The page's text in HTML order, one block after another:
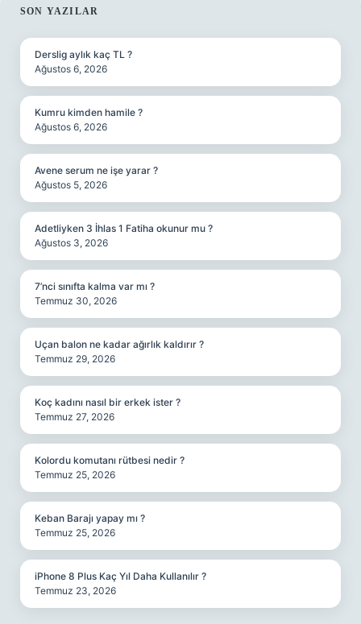
SIDEBAR
SON YAZILAR
Derslig aylık kaç TL ?
Ağustos 6, 2026
Kumru kimden hamile ?
Ağustos 6, 2026
Avene serum ne işe yarar ?
Ağustos 5, 2026
Adetliyken 3 İhlas 1 Fatiha okunur mu ?
Ağustos 3, 2026
7’nci sınıfta kalma var mı ?
Temmuz 30, 2026
Uçan balon ne kadar ağırlık kaldırır ?
Temmuz 29, 2026
Koç kadını nasıl bir erkek ister ?
Temmuz 27, 2026
Kolordu komutanı rütbesi nedir ?
Temmuz 25, 2026
Keban Barajı yapay mı ?
Temmuz 25, 2026
iPhone 8 Plus Kaç Yıl Daha Kullanılır ?
Temmuz 23, 2026